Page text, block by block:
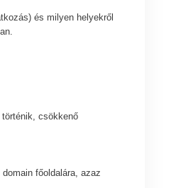
és milyen helyekről
csökkenő
főoldalára, azaz